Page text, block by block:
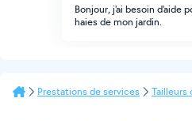
Bonjour, j'ai besoin d'aide
haies de mon jardin.
Prestations de services Tailleurs